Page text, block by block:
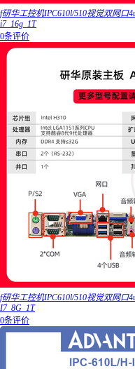
f研华工控机IPC610l/510视觉双网口
i7_16g_1T
0条评价
f研华工控机IPC610l/510视觉双网口
I7_8G_1T
0条评价